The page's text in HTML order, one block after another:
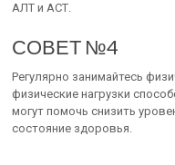
АЛТ и АСТ.
СОВЕТ №4
Регулярно занимайтесь
физические нагрузки
могут помочь снизить
состояние здоровья.